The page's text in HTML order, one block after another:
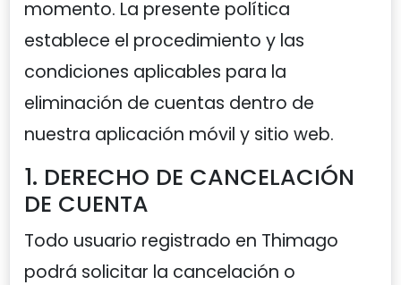
momento. La presente política
establece el procedimiento y las
condiciones aplicables para la
eliminación de cuentas dentro de
nuestra aplicación móvil y sitio web.
1. DERECHO DE CANCELACIÓN
DE CUENTA
Todo usuario registrado en Thimago
podrá solicitar la cancelación o